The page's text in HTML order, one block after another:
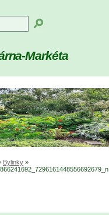
Markéta
Bylinky »